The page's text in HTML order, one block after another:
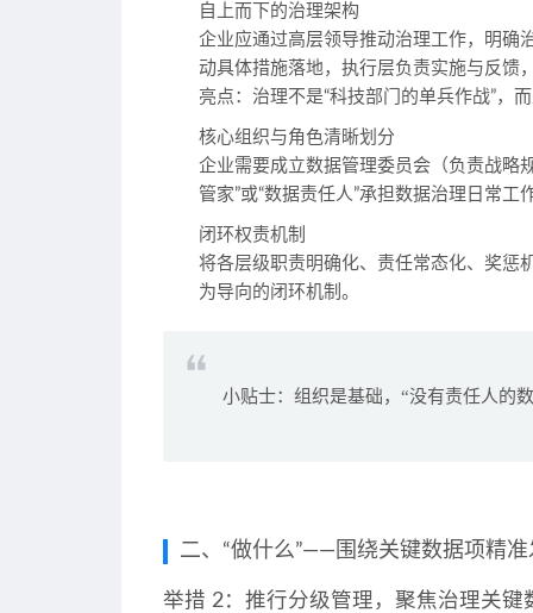
自上而下的治理架构
企业应通过高层领导推动治理工作，明确
动具体措施落地，执行层负责实施与反馈
亮点 ：治理不是“科技部门的单兵作战”，
核心组织与角色清晰划分
企业需要成立数据管理委员会 （负责战略
管家”或“数据责任人”承担数据治理日常工
闭环权责机制
将各层级职责明确化、责任常态化、奖惩
为导向的闭环机制。
小贴士：组织是基础，“没有责任人的
二、“做什么”——围绕关键数据项精准
举措 2：推行分级管理，聚焦治理关键